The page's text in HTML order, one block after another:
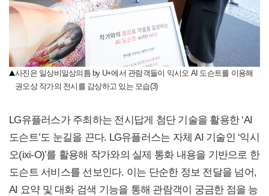
사진은 일상비일상의틈 by U+에서 관람객들이 익시오 AI 도슨트를 이용해
권오상 작가의 전시를 감상하고 있는 모습(3)
LG유플러스가 주최하는 전시답게 첨단 기술을 활용한 ‘AI
도슨트’도 눈길을 끈다. LG유플러스는 자체 AI 기술인 ‘익시
오(ixi-O)’를 활용해 작가와의 실제 통화 내용을 기반으로 한
도슨트 서비스를 선보인다. 이는 단순한 정보 전달을 넘어,
AI 요약 및 대화 검색 기능을 통해 관람객이 궁금한 점을 능